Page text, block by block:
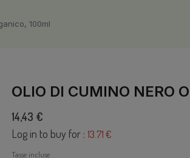
100ml
OLIO DI CUMINO NERO
14,43 €
Log in to buy for : 13.71 €
Tasse incluse